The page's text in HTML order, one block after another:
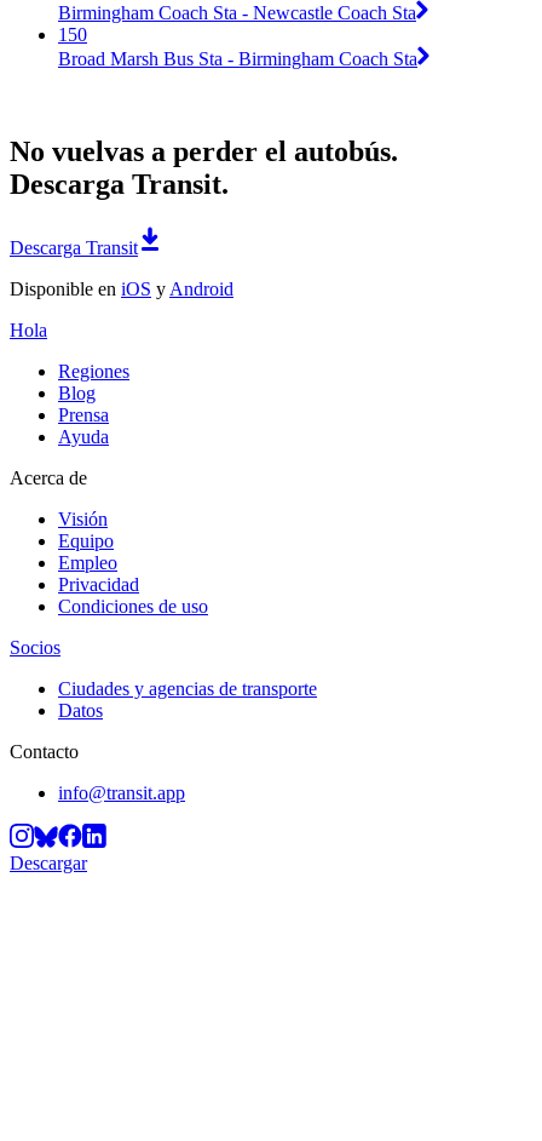
Birmingham Coach Sta - Newcastle Coach Sta
150
Broad Marsh Bus Sta - Birmingham Coach Sta
No vuelvas a perder el autobús.
Descarga Transit.
Descarga Transit
Disponible en iOS y Android
Hola
Regiones
Blog
Prensa
Ayuda
Acerca de
Visión
Equipo
Empleo
Privacidad
Condiciones de uso
Socios
Ciudades y agencias de transporte
Datos
Contacto
info@transit.app
Descargar